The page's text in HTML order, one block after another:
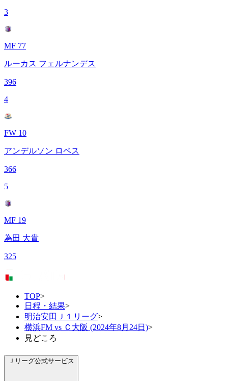
3
MF 77
ルーカス フェルナンデス
396
4
FW 10
アンデルソン ロペス
366
5
MF 19
為田 大貴
325
TOP>
日程・結果>
明治安田Ｊ１リーグ>
横浜FM vs Ｃ大阪 (2024年8月24日)>
見どころ
Ｊリーグ公式サービス